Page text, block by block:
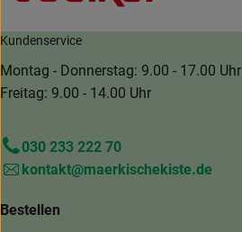
Kundenservice
Montag - Donnerstag: 9.00 - 17.00 Uhr
Freitag: 9.00 - 14.00 Uhr
030 233 222 70
kontakt@maerkischekiste.de
Bestellen